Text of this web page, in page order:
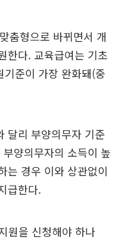
춤형으로 바뀌면서 개
한다. 교육급여는 기초
준이 가장 완화돼(중
달리 부양의무자 기준
양의무자의 소득이 높
는 경우 이와 상관없이
급한다.
원을 신청해야 하나